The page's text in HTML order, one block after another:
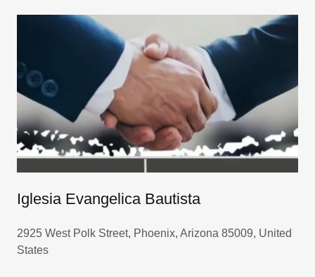
Iglesia Evangelica Bautista
2925 West Polk Street, Phoenix, Arizona 85009, United
States